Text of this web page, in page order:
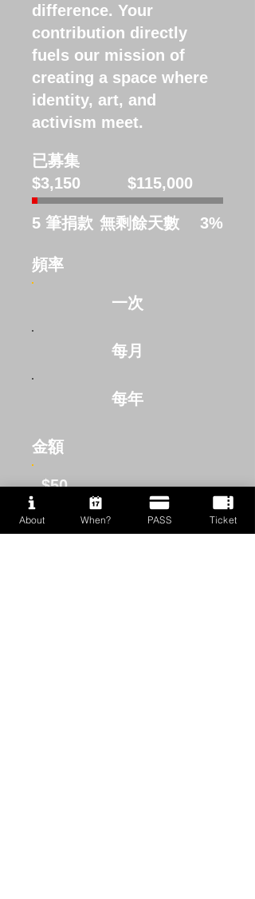
difference. Your
contribution directly
fuels our mission of
creating a space where
identity, art, and
activism meet.
已募集
$3,150
籌
款
目
$115,000
$115,000
5 筆捐款 無剩餘天數 3%
頻率
一次
每月
每年
金額
$50
$100
About When? PASS Ticket